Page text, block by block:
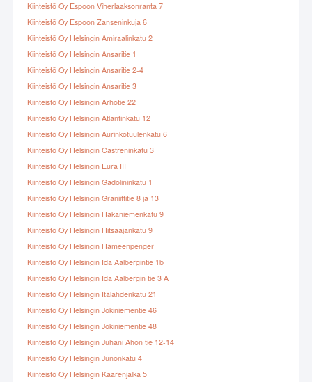
Kiinteistö Oy Espoon Viherlaaksonranta 7
Kiinteistö Oy Espoon Zanseninkuja 6
Kiinteistö Oy Helsingin Amiraalinkatu 2
Kiinteistö Oy Helsingin Ansaritie 1
Kiinteistö Oy Helsingin Ansaritie 2-4
Kiinteistö Oy Helsingin Ansaritie 3
Kiinteistö Oy Helsingin Arhotie 22
Kiinteistö Oy Helsingin Atlantinkatu 12
Kiinteistö Oy Helsingin Aurinkotuulenkatu 6
Kiinteistö Oy Helsingin Castreninkatu 3
Kiinteistö Oy Helsingin Eura III
Kiinteistö Oy Helsingin Gadolininkatu 1
Kiinteistö Oy Helsingin Graniittitie 8 ja 13
Kiinteistö Oy Helsingin Hakaniemenkatu 9
Kiinteistö Oy Helsingin Hitsaajankatu 9
Kiinteistö Oy Helsingin Hämeenpenger
Kiinteistö Oy Helsingin Ida Aalbergintie 1b
Kiinteistö Oy Helsingin Ida Aalbergin tie 3 A
Kiinteistö Oy Helsingin Itälahdenkatu 21
Kiinteistö Oy Helsingin Jokiniementie 46
Kiinteistö Oy Helsingin Jokiniementie 48
Kiinteistö Oy Helsingin Juhani Ahon tie 12-14
Kiinteistö Oy Helsingin Junonkatu 4
Kiinteistö Oy Helsingin Kaarenjalka 5